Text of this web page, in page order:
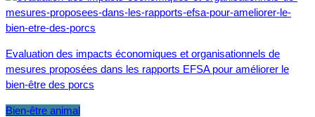
Evaluation des impacts économiques et organisationnels de
mesures proposées dans les rapports EFSA pour améliorer le
bien-être des porcs
Bien-être animal